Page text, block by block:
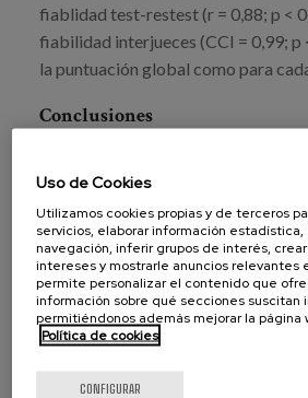
fiablidad test-restest (r = 0,88; p <
fiabilidad interjueces (CCI = 0,99; p
la puntuación global como para
Conclusiones
fiabilidad interjueces y los
test-retest hacen del SMMSE-eus
apropiado como escala breve en la
deterioro cognitivo grave de
Por ello el SMMSE-eus puede ser
fiable y una alternativa importante
lengua materna, en este caso en
cognitiva en personas con demencia
Uso de Cookies
Utilizamos cookies propias y de terceros
servicios, elaborar información estadística,
navegación, inferir grupos de interés,
intereses y mostrarle anuncios relevantes
permite personalizar el contenido que
información sobre qué secciones suscitan
permitiéndonos además mejorar la página
Política de cookies
CONFIGURAR